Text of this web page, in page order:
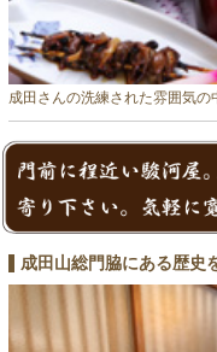
成田さんの洗練された雰囲気の
成田山総門脇にある歴史